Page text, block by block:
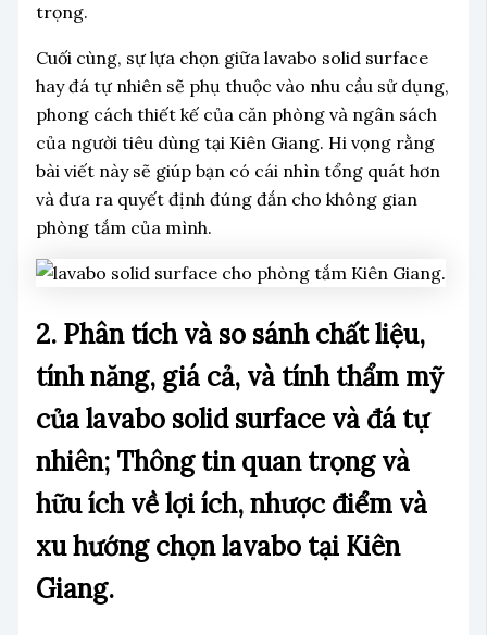
trọng.
Cuối cùng, sự lựa chọn giữa lavabo solid surface
hay đá tự nhiên sẽ phụ thuộc vào nhu cầu sử dụng,
phong cách thiết kế của căn phòng và ngân sách
của người tiêu dùng tại Kiên Giang. Hi vọng rằng
bài viết này sẽ giúp bạn có cái nhìn tổng quát hơn
và đưa ra quyết định đúng đắn cho không gian
phòng tắm của mình.
2. Phân tích và so sánh chất liệu,
tính năng, giá cả, và tính thẩm mỹ
của lavabo solid surface và đá tự
nhiên; Thông tin quan trọng và
hữu ích về lợi ích, nhược điểm và
xu hướng chọn lavabo tại Kiên
Giang.